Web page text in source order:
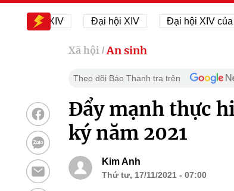
hội XIV Đại hội XIV Đại hội XIV của Đảng
Xã hội / An sinh
Theo dõi Báo Thanh tra trên
Đẩy mạnh thực
ký năm 2021
Kim Anh
Thứ tư, 17/11/2021 - 07:00